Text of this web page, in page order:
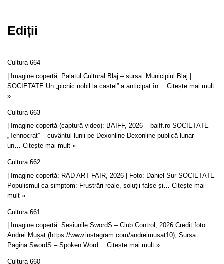
Ediții
Cultura 664
| Imagine copertă: Palatul Cultural Blaj – sursa: Municipiul Blaj |
SOCIETATE Un „picnic nobil la castel” a anticipat în… Citește mai mult
»
Cultura 663
| Imagine copertă (captură video): BAIFF, 2026 – baiff.ro SOCIETATE
„Tehnocrat” – cuvântul lunii pe Dexonline Dexonline publică lunar
un… Citește mai mult »
Cultura 662
| Imagine copertă: RAD ART FAIR, 2026 | Foto: Daniel Sur SOCIETATE
Populismul ca simptom: Frustrări reale, soluții false și… Citește mai
mult »
Cultura 661
| Imagine copertă: Sesiunile SwordS – Club Control, 2026 Credit foto:
Andrei Mușat (https://www.instagram.com/andreimusat10), Sursa:
Pagina SwordS – Spoken Word… Citește mai mult »
Cultura 660